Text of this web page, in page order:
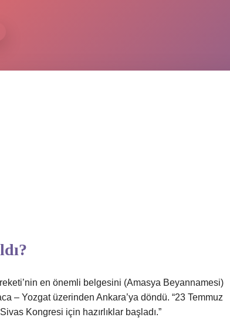
en önemli belgesini (Amasya Beyannamesi)
– Yozgat üzerinden Ankara’ya döndü. “23 Temmuz
Kongresi için hazırlıklar başladı.”